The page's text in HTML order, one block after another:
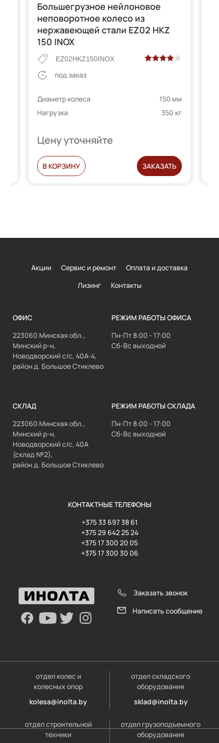
Большегрузное нейлоновое
неповоротное колесо из
нержавеющей стали EZ02 HKZ
150 INOX
EZ02HKZ150INOX
опроса
пользователей
под заказ
Диаметр колеса
150 мм
Нагрузка
350 кг
Цену уточняйте
В КОРЗИНУ ЗАКАЗАТЬ
Акции Сервис и ремонт
Оплата и доставка
Лизинг
Контакты
ОФИС
223060 Минская обл.,
Минский р-н,
Новодворский с/с, 40А-4,
район д. Большое Стиклево
РЕЖИМ РАБОТЫ ОФИСА
Пн-Пт 8:00 - 17:00
Сб-Вс выходной
СКЛАД
223060 Минская обл.,
Минский р-н,
Новодворский с/с, 40А
(склад №2),
район д. Большое Стиклево
РЕЖИМ РАБОТЫ СКЛАДА
Пн-Пт 8:00 - 17:00
Сб-Вс выходной
КОНТАКТНЫЕ ТЕЛЕФОНЫ
+375 33 697 38 61
+375 29 642 25 24
+375 17 300 20 05
+375 17 300 30 06
Заказать звонок
Написать сообщение
отдел колес и
колесных опор
kolesa@inolta.by
отдел складского
оборудования
sklad@inolta.by
отдел строительной
техники
отдел грузоподъемного
оборудования